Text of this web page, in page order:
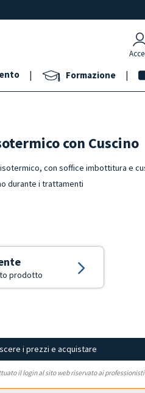
| Formazione |
con Cuscino
con soffice imbottitura e
durante i trattamenti
prodotto
i prezzi e acquistare
il login al sito web riservato ai